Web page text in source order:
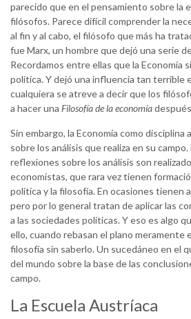
parecido que en el pensamiento sobre la
filósofos. Parece difícil comprender la
al fin y al cabo, el filósofo que más ha
fue Marx, un hombre que dejó una serie
Recordamos entre ellas que la Economía
política. Y dejó una influencia tan terrible
cualquiera se atreve a decir que los
a hacer una Filosofía de la economía
Sin embargo, la Economía como
sobre los análisis que realiza en su
reflexiones sobre los análisis son
economistas, que rara vez tienen
política y la filosofía. En ocasiones tienen
pero por lo general tratan de aplicar las
a las sociedades políticas. Y eso es algo
ello, cuando rebasan el plano meramente
filosofía sin saberlo. Un sucedáneo en el
del mundo sobre la base de las
campo.
La Escuela Austríaca